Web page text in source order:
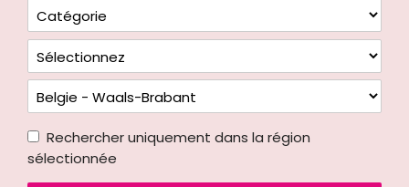
Rechercher uniquement dans la région
sélectionnée